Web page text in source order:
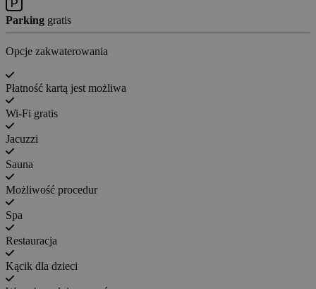
Parking gratis
Opcje zakwaterowania
Płatność kartą jest możliwa
Wi-Fi gratis
Jacuzzi
Sauna
Możliwość procedur
Spa
Restauracja
Kącik dla dzieci